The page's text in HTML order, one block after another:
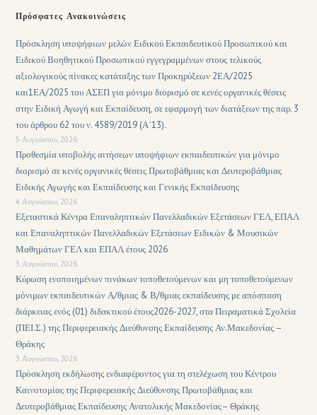
Πρόσφατες Ανακοινώσεις
Πρόσκληση υποψήφιων μελών Ειδικού Εκπαιδευτικού Προσωπικού και
Ειδικού Βοηθητικού Προσωπικού εγγεγραμμένων στους τελικούς
αξιολογικούς πίνακες κατάταξης των Προκηρύξεων 2ΕΑ/2025
και1ΕΑ/2025 του ΑΣΕΠ για μόνιμο διορισμό σε κενές οργανικές θέσεις
στην Ειδική Αγωγή και Εκπαίδευση, σε εφαρμογή των διατάξεων της παρ. 3
του άρθρου 62 του ν. 4589/2019 (Α΄13).
5 Αυγούστου, 2026
Προθεσμία υποβολής αιτήσεων υποψήφιων εκπαιδευτικών για μόνιμο
διορισμό σε κενές οργανικές θέσεις Πρωτοβάθμιας και Δευτεροβάθμιας
Ειδικής Αγωγής και Εκπαίδευσης και Γενικής Εκπαίδευσης
4 Αυγούστου, 2026
Εξεταστικά Κέντρα Επαναληπτικών Πανελλαδικών Εξετάσεων ΓΕΛ, ΕΠΑΛ
και Επαναληπτικών Πανελλαδικών Εξετάσεων Ειδικών & Μουσικών
Μαθημάτων ΓΕΛ και ΕΠΑΛ έτους 2026
3 Αυγούστου, 2026
Κύρωση ενοποιημένων πινάκων τοποθετούμενων και μη τοποθετούμενων
μόνιμων εκπαιδευτικών Α/θμιας & Β/θμιας εκπαίδευσης με απόσπαση
διάρκειας ενός (01) διδακτικού έτους2026-2027, στα Πειραματικά Σχολεία
(ΠΕΙ.Σ.) της Περιφερειακής Διεύθυνσης Εκπαίδευσης Αν.Μακεδονίας –
Θράκης
3 Αυγούστου, 2026
Πρόσκληση εκδήλωσης ενδιαφέροντος για τη στελέχωση του Κέντρου
Καινοτομίας της Περιφερειακής Διεύθυνσης Πρωτοβάθμιας και
Δευτεροβάθμιας Εκπαίδευσης Ανατολικής Μακεδονίας– Θράκης